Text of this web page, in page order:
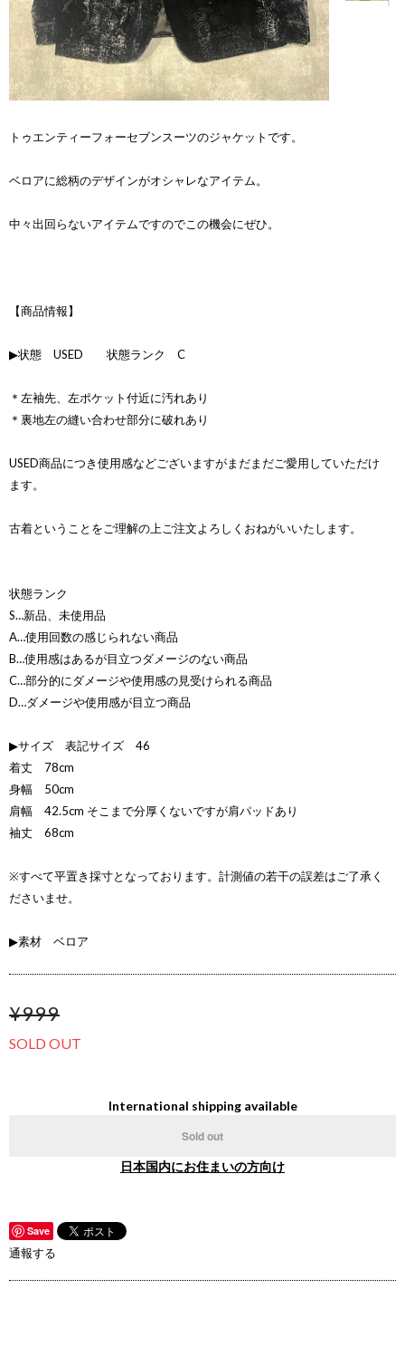
【商品説明】
トゥエンティーフォーセブンスーツのジャケットです。
ベロアに総柄のデザインがオシャレなアイテム。
中々出回らないアイテムですのでこの機会にぜひ。
【商品情報】
▶状態 USED 状態ランク C
＊左袖先、左ポケット付近に汚れあり
＊裏地左の縫い合わせ部分に破れあり
USED商品につき使用感などございますがまだまだご愛用していただけ
ます。
古着ということをご理解の上ご注文よろしくおねがいいたします。
状態ランク
S…新品、未使用品
A…使用回数の感じられない商品
B…使用感はあるが目立つダメージのない商品
C…部分的にダメージや使用感の見受けられる商品
D…ダメージや使用感が目立つ商品
▶サイズ 表記サイズ 46
着丈 78cm
身幅 50cm
肩幅 42.5cm そこまで分厚くないですが肩パッドあり
袖丈 68cm
※すべて平置き採寸となっております。計測値の若干の誤差はご了承く
ださいませ。
▶素材 ベロア
¥999
SOLD OUT
International shipping available
Sold out
日本国内にお住まいの方向け
Save
通報する